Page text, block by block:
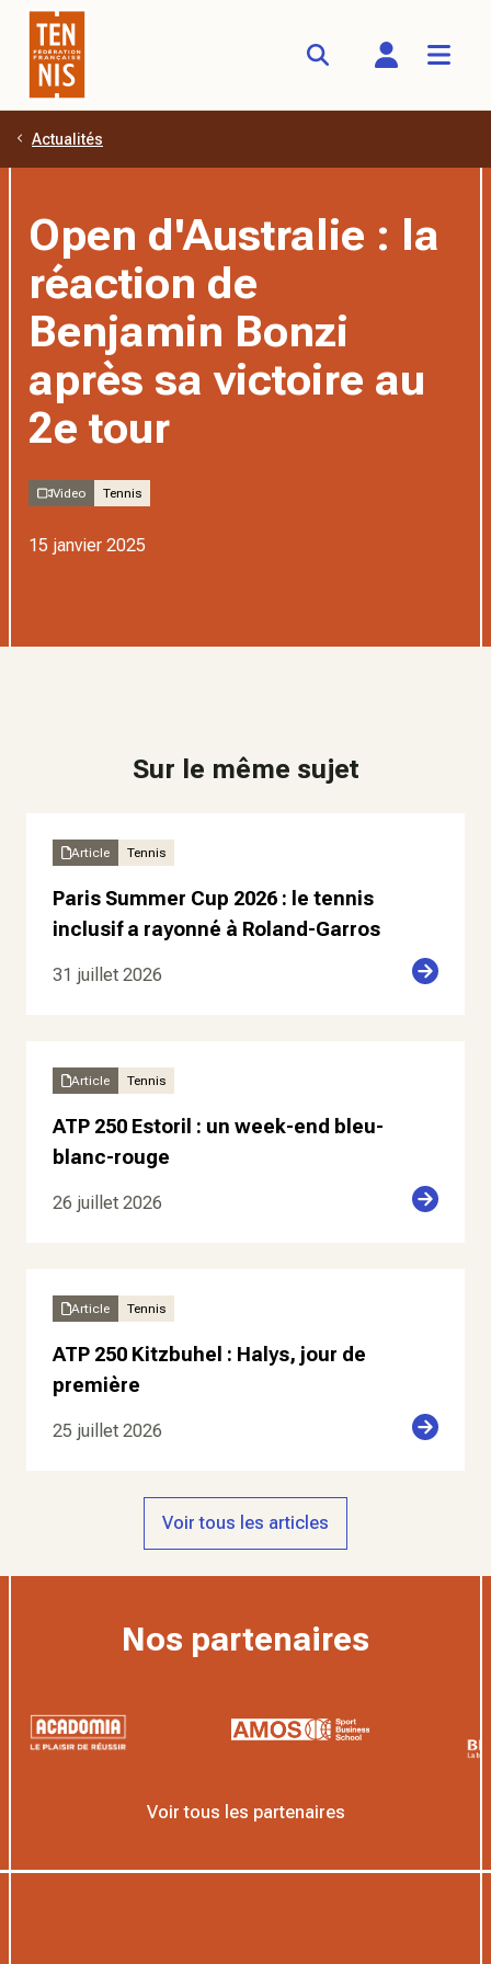
Aller au contenu principal
Actualités
Open d'Australie : la
réaction de
Benjamin Bonzi
après sa victoire au
2e tour
Video Tennis
15 janvier 2025
Sur le même sujet
Article Tennis
Paris Summer Cup 2026 : le tennis
inclusif a rayonné à Roland-Garros
31 juillet 2026
Article Tennis
ATP 250 Estoril : un week-end bleu-
blanc-rouge
26 juillet 2026
Article Tennis
ATP 250 Kitzbuhel : Halys, jour de
première
25 juillet 2026
Voir tous les articles
Nos partenaires
Voir tous les partenaires